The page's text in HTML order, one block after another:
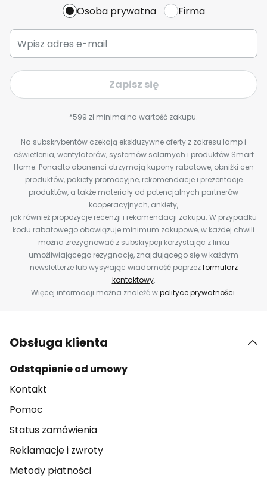
Osoba prywatna Firma
Zapisz się
*599 zł minimalna wartość zakupu.
Na subskrybentów czekają ekskluzywne oferty z zakresu lamp i
oświetlenia, wentylatorów, systemów solarnych i produktów Smart
Home. Ponadto abonenci otrzymają kupony rabatowe, obniżki cen
produktów, pakiety promocyjne, rekomendacje i prezentacje
produktów, a także materiały od potencjalnych partnerów
kooperacyjnych, ankiety,
jak również propozycje recenzji i rekomendacji zakupu. W przypadku
kodu rabatowego obowiązuje minimum zakupowe, w każdej chwili
można zrezygnować z subskrypcji korzystając z linku
umożliwiającego rezygnację, znajdującego się w każdym
newsletterze lub wysyłając wiadomość poprzezformularz
kontaktowy.
Więcej informacji można znaleźć wpolityce prywatności.
Obsługa klienta
Odstąpienie od umowy
Kontakt
Pomoc
Status zamówienia
Reklamacje i zwroty
Metody płatności